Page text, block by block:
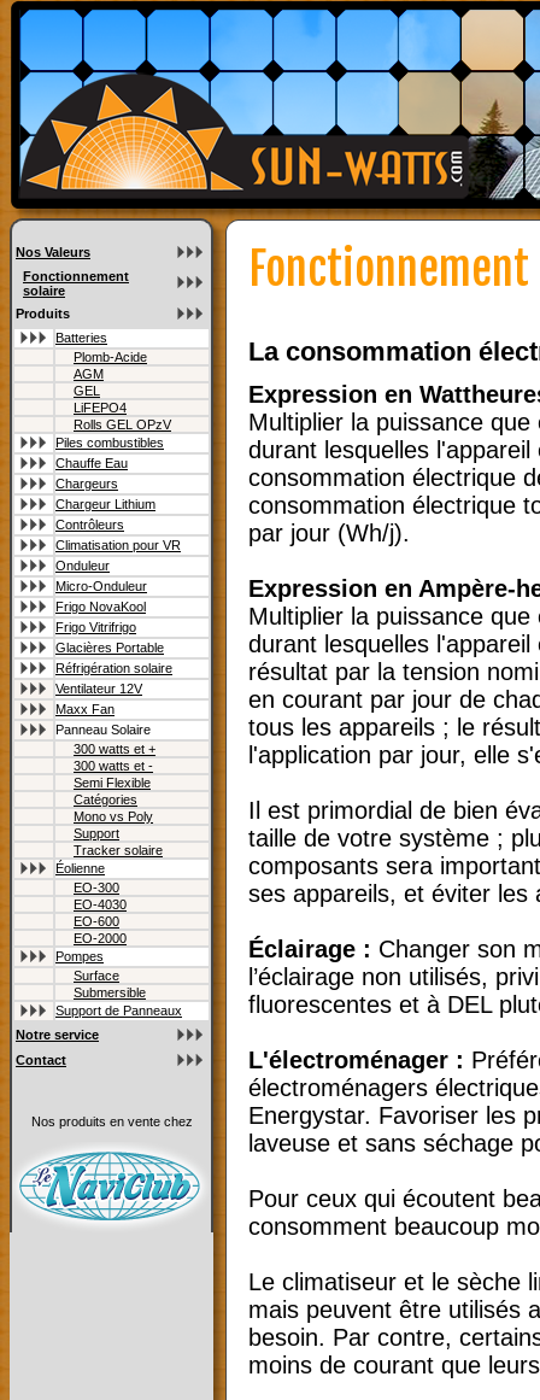
Nos Valeurs
Fonctionnement
solaire
Produits
Batteries
Plomb-Acide
AGM
GEL
LiFEPO4
Rolls GEL OPzV
Piles combustibles
Chauffe Eau
Chargeurs
Chargeur Lithium
Contrôleurs
Climatisation pour VR
Onduleur
Micro-Onduleur
Frigo NovaKool
Frigo Vitrifrigo
Glacières Portable
Réfrigération solaire
Ventilateur 12V
Maxx Fan
Panneau Solaire
300 watts et +
300 watts et -
Semi Flexible
Catégories
Mono vs Poly
Support
Tracker solaire
Éolienne
EO-300
EO-4030
EO-600
EO-2000
Pompes
Surface
Submersible
Support de Panneaux
Notre service
Contact
Nos produits en vente chez
La consommation
Expression en
Multiplier la puissance
durant lesquelles
consommation électrique
consommation électrique
par jour (Wh/j).
Expression en Ampère-
Multiplier la puissance
durant lesquelles
résultat par la tension
en courant par jour de
tous les appareils ; le
l'application par jour, elle
Il est primordial de bien
taille de votre système ;
composants sera
ses appareils, et éviter les
Éclairage : Changer son
l’éclairage non utilisés,
fluorescentes et à DEL
L'électroménager :
électroménagers
Energystar. Favoriser les
laveuse et sans séchage
Pour ceux qui écoutent
consomment beaucoup
Le climatiseur et le sèche
mais peuvent être utilisés
besoin. Par contre,
moins de courant que